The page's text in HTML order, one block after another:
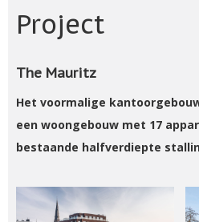
Project
The Mauritz
Het voormalige
een woongebouw met 17
bestaande halfverdiepte